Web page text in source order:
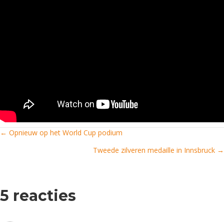
Posts
← Opnieuw op het World Cup podium
Tweede zilveren medaille in Innsbruck →
5 reacties